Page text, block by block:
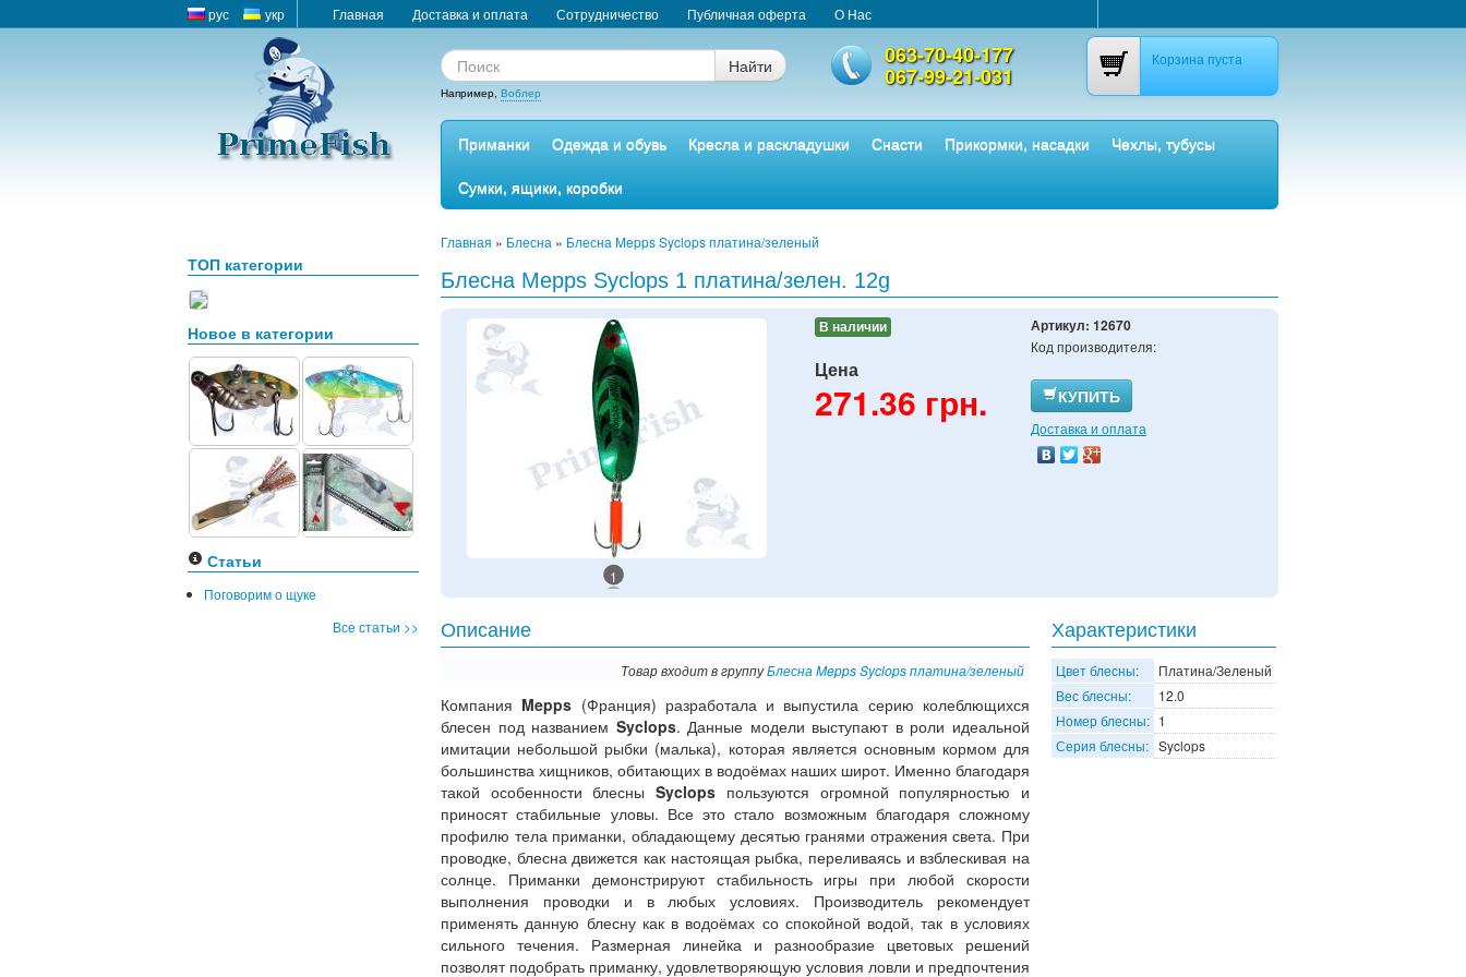
рус укр Главная Доставка и оплата Сотрудничество Публичная оферта О Нас
Найти
Например, Воблер
063-70-40-177
067-99-21-031
Корзина пуста
Приманки Одежда и обувь Кресла и раскладушки Снасти Прикормки, насадки
Чехлы, тубусы
Сумки, ящики, коробки
ТОП категории
Новое в категории
Статьи
Поговорим о щуке
Все статьи >>
Главная » Блесна » Блесна Mepps Syclops платина/зеленый
Блесна Mepps Syclops 1 платина/зелен. 12g
1
В наличии
Цена
271.36 грн.
Артикул: 12670
Код производителя:
КУПИТЬ
Доставка и оплата
Описание
Товар входит в группуБлесна Mepps Syclops платина/зеленый
Компания Mepps (Франция) разработала и выпустила серию колеблющихся
блесен под названием Syclops. Данные модели выступают в роли идеальной
имитации небольшой рыбки (малька), которая является основным кормом для
большинства хищников, обитающих в водоёмах наших широт. Именно благодаря
такой особенности блесныSyclops пользуются огромной популярностью и
приносят стабильные уловы. Все это стало возможным благодаря сложному
профилю тела приманки, обладающему десятью гранями отражения света. При
проводке, блесна движется как настоящая рыбка, переливаясь и взблескивая на
солнце. Приманки демонстрируют стабильность игры при любой скорости
выполнения проводки и в любых условиях. Производитель рекомендует
применять данную блесну как в водоёмах со спокойной водой, так в условиях
сильного течения. Размерная линейка и разнообразие цветовых решений
позволят подобрать приманку, удовлетворяющую условия ловли и предпочтения
Характеристики
Цвет блесны:
Платина/Зеленый
Вес блесны:
12.0
Номер блесны: 1
Серия блесны: Syclops